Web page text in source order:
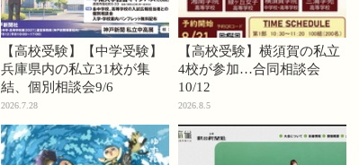
【高校受験】【中学受験】
兵庫県内の私立31校が集
結、個別相談会9/6
2026.7.28
【高校受験】横須賀の私立
4校が参加…合同相談会
10/12
2026.8.5